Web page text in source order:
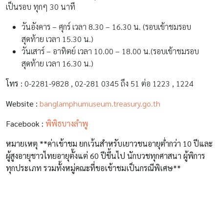
เป็นรอบ ทุกๆ 30 นาที
วันอังคาร – ศุกร์ เวลา 8.30 – 16.30 น. (รอบเข้าชมรอบ
สุดท้าย เวลา 15.30 น.)
วันเสาร์ – อาทิตย์ เวลา 10.00 – 18.00 น.(รอบเข้าชมรอบ
สุดท้าย เวลา 16.30 น.)
โทร : 0-2281-9828 , 02-281 0345 ถึง 51 ต่อ 1223 , 1224
Website : banglamphumuseum.treasury.go.th
Facebook : พิพิธบางลำพู
หมายเหตุ **ค่าเข้าชม ยกเว้นสำหรับเยาวชนอายุต่ำกว่า 10 ปีและ
ผู้สูงอายุชาวไทยอายุตั้งแต่ 60 ปีขึ้นไป นักบวชทุกศาสนา ผู้พิการ
ทุกประเภท รวมทั้งหมู่คณะที่ขอเข้าชมเป็นกรณีพิเศษ**